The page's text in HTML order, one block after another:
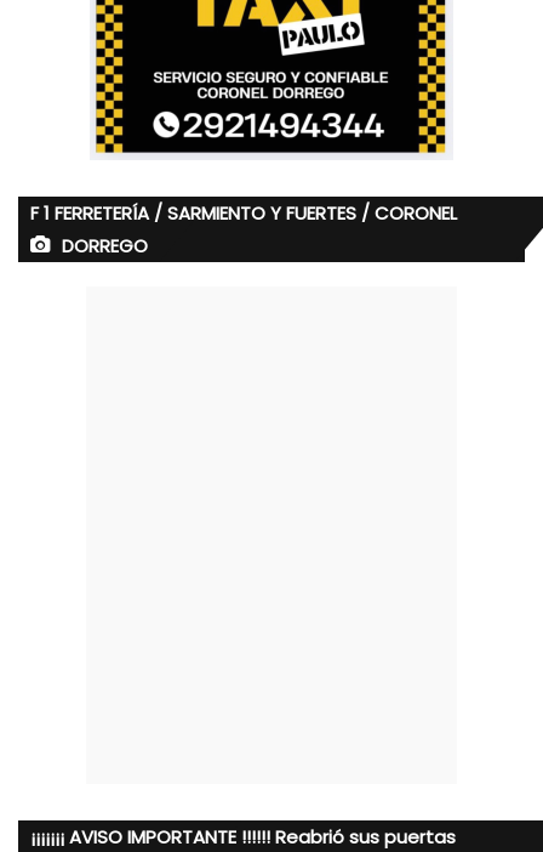
F 1 FERRETERÍA / SARMIENTO Y FUERTES / CORONEL
DORREGO
¡¡¡¡¡¡¡ AVISO IMPORTANTE !!!!!! Reabrió sus puertas